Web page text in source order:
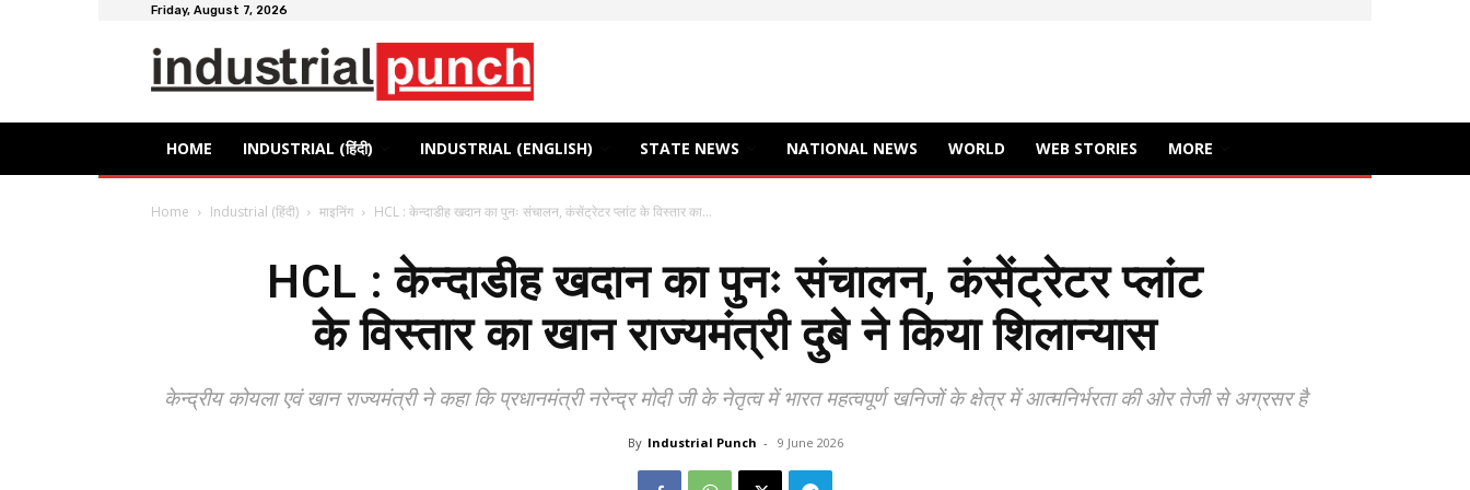
Friday, August 7, 2026
HOME INDUSTRIAL (हिंदी) INDUSTRIAL (ENGLISH) STATE NEWS NATIONAL NEWS WORLD WEB STORIES MORE
Home Industrial (हिंदी) माइनिंग HCL : केन्दाडीह खदान का पुनः संचालन, कंसेंट्रेटर प्लांट के विस्तार का...
HCL : केन्दाडीह खदान का पुनः संचालन, कंसेंट्रेटर प्लांट
के विस्तार का खान राज्यमंत्री दुबे ने किया शिलान्यास
केन्द्रीय कोयला एवं खान राज्यमंत्री ने कहा कि प्रधानमंत्री नरेन्द्र मोदी जी के नेतृत्व में भारत महत्वपूर्ण खनिजों के क्षेत्र में आत्मनिर्भरता की ओर तेजी से अग्रसर है
By Industrial Punch - 9 June 2026